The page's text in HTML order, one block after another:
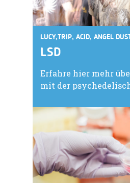
LUCY,TRIP, ACID, ANGEL
LSD
Erfahre hier mehr
mit der